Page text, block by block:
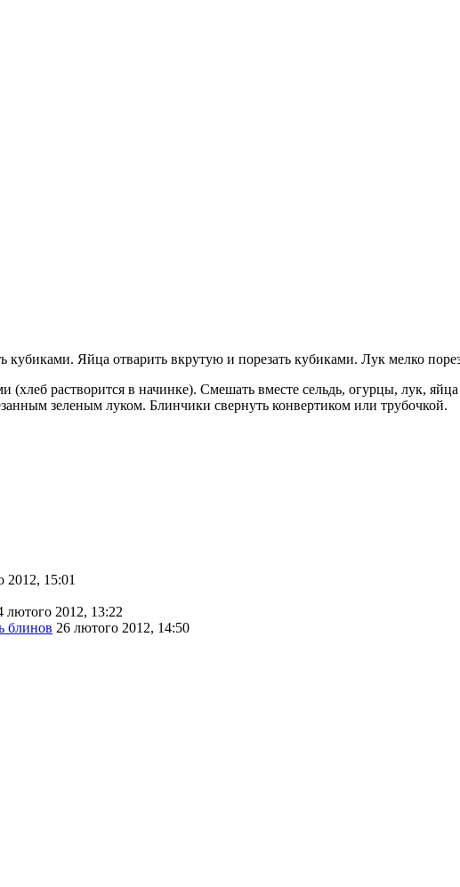
Яйца отварить вкрутую и порезать кубиками. Лук мелко
(хлеб растворится в начинке). Смешать вместе сельдь, огурцы, лук,
зеленым луком. Блинчики свернуть конвертиком или трубочкой.
2012, 15:01
лютого 2012, 13:22
блинов 26 лютого 2012, 14:50